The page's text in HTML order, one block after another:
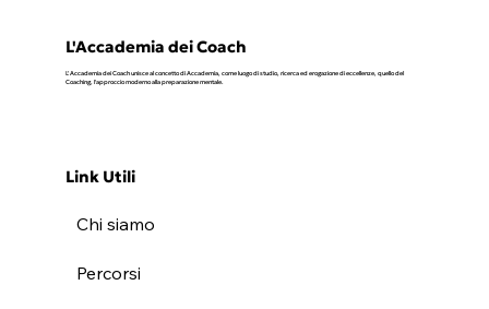
L'Accademia dei Coach
L' Accademia dei Coach unisce al concetto di Accademia, come luogo di studio, ricerca ed erogazione di eccellenze, quello del
Coaching, l'approccio moderno alla preparazione mentale.
Link Utili
Chi siamo
Percorsi